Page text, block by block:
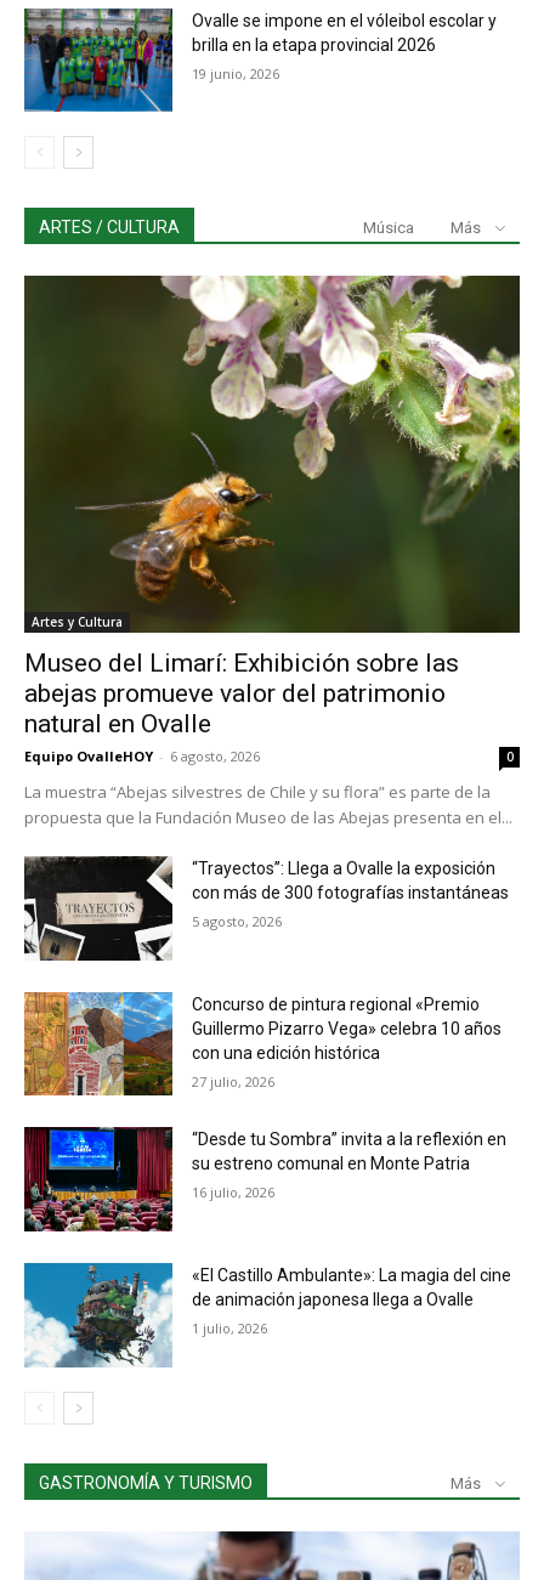
Ovalle se impone en el vóleibol escolar y
brilla en la etapa provincial 2026
19 junio, 2026
ARTES / CULTURA Música Más
Artes y Cultura
Museo del Limarí: Exhibición sobre las
abejas promueve valor del patrimonio
natural en Ovalle
Equipo OvalleHOY - 6 agosto, 2026 0
La muestra “Abejas silvestres de Chile y su flora” es parte de la
propuesta que la Fundación Museo de las Abejas presenta en el...
“Trayectos”: Llega a Ovalle la exposición
con más de 300 fotografías instantáneas
5 agosto, 2026
Concurso de pintura regional «Premio
Guillermo Pizarro Vega» celebra 10 años
con una edición histórica
27 julio, 2026
“Desde tu Sombra” invita a la reflexión en
su estreno comunal en Monte Patria
16 julio, 2026
«El Castillo Ambulante»: La magia del cine
de animación japonesa llega a Ovalle
1 julio, 2026
GASTRONOMÍA Y TURISMO Más